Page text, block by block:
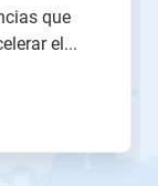
que
el...